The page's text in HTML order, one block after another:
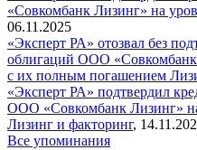
«Совкомбанк Лизинг» на
06.11.2025
«Эксперт РА» отозвал без
облигаций ООО
с их полным погашением
«Эксперт РА» подтвердил
ООО «Совкомбанк Лизинг»
Лизинг и факторинг,
Все упоминания